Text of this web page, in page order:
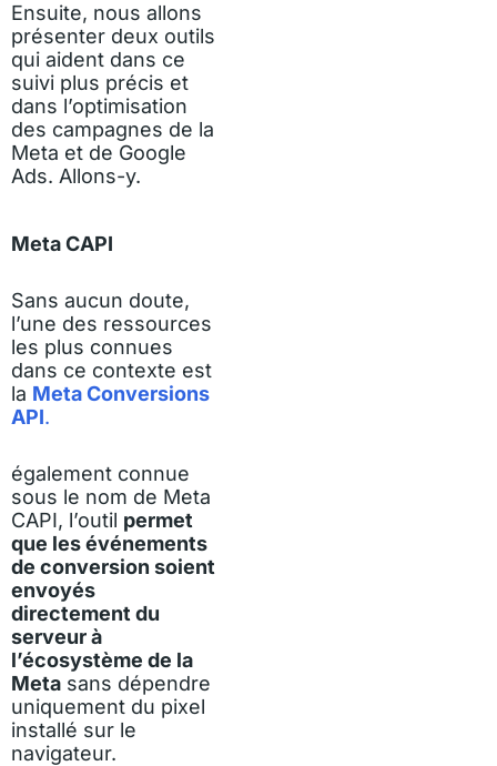
Ensuite, nous allons
présenter deux outils
qui aident dans ce
suivi plus précis et
dans l’optimisation
des campagnes de la
Meta et de Google
Ads. Allons-y.
Meta CAPI
Sans aucun doute,
l’une des ressources
les plus connues
dans ce contexte est
la Meta Conversions
API.
également connue
sous le nom de Meta
CAPI, l’outil permet
que les événements
de conversion soient
envoyés
directement du
serveur à
l’écosystème de la
Meta sans dépendre
uniquement du pixel
installé sur le
navigateur.